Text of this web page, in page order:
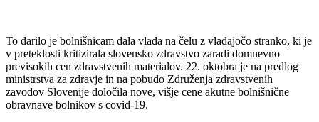
To darilo je bolnišnicam dala vlada na čelu z vladajočo stranko, ki je
v preteklosti kritizirala slovensko zdravstvo zaradi domnevno
previsokih cen zdravstvenih materialov. 22. oktobra je na predlog
ministrstva za zdravje in na pobudo Združenja zdravstvenih
zavodov Slovenije določila nove, višje cene akutne bolnišnične
obravnave bolnikov s covid-19.